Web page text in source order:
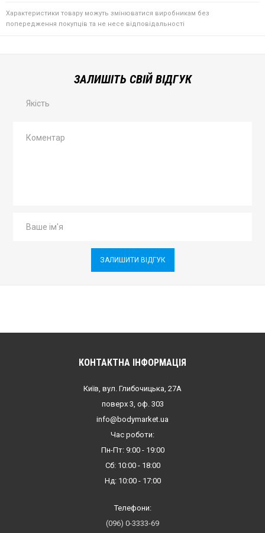
Характеристики товару можуть змінюватися виробникам без
попередження покупців та не несе відповідальності
ЗАЛИШІТЬ СВІЙ ВІДГУК
Якість
ЗАЛИШИТИ ВІДГУК
КОНТАКТНА ІНФОРМАЦІЯ
Київ, вул. Глибочицька, 27А
поверх 3, оф. 303
info@bodymarket.ua
Час роботи:
Пн-Пт: 9:00 - 19:00
Сб: 10:00 - 18:00
Нд: 10:00 - 17:00
Телефони:
(096) 0-3333-69